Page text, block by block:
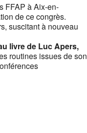
FFAP à Aix-en-
de ce congrès.
suscitant à nouveau
livre de Luc Apers,
routines issues de son